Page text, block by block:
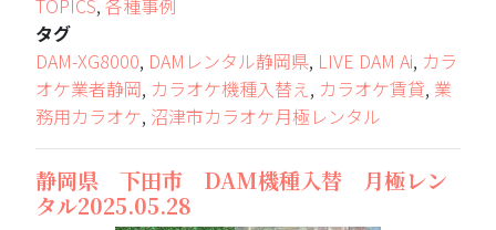
TOPICS, 各種事例
タグ
DAM-XG8000, DAMレンタル静岡県, LIVE DAM Ai, カラ
オケ業者静岡, カラオケ機種入替え, カラオケ賃貸, 業
務用カラオケ, 沼津市カラオケ月極レンタル
静岡県 下田市 DAM機種入替 月極レン
タル2025.05.28